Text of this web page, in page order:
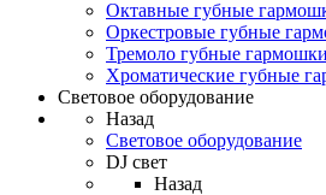
Октавные губные
Оркестровые губные
Тремоло губные гармошки
Хроматические губные
Световое оборудование
Назад
Световое оборудование
DJ свет
Назад